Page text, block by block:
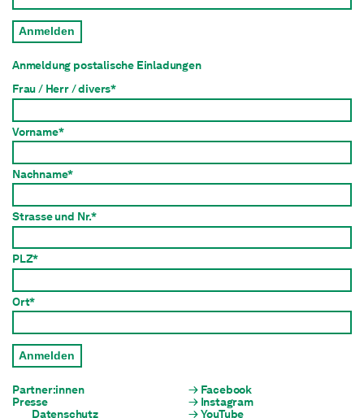
Anmelden
Anmeldung postalische Einladungen
Frau / Herr / divers*
Vorname*
Nachname*
Strasse und Nr.*
PLZ*
Ort*
Anmelden
Partner:innen
Presse
Datenschutz
Facebook
Instagram
YouTube